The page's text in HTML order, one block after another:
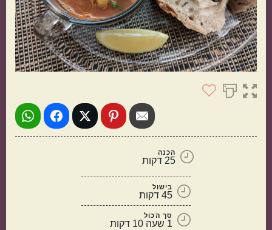
הכנה
25 דקות
בישול
45 דקות
סך הכול
1 שעה 10 דקות
מנה בארוחה
עיקריות